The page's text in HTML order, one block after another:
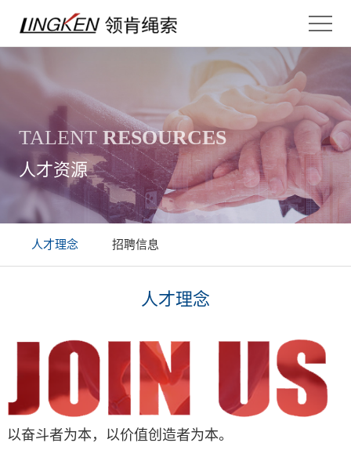
TALENT RESOURCES
人才资源
人才理念 招聘信息
人才理念
以奋斗者为本，以价值创造者为本。